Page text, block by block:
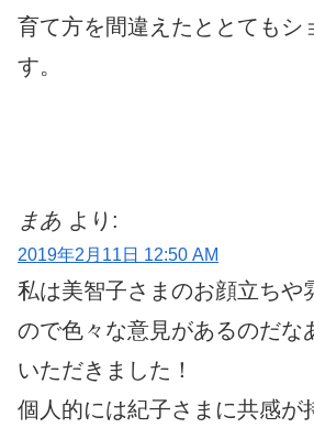
育て方を間違えたととてもシ
す。
まあ より:
2019年2月11日 12:50 AM
私は美智子さまのお顔立ちや
ので色々な意見があるのだな
いただきました！
個人的には紀子さまに共感が